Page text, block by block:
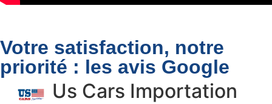
Votre satisfaction, notre
priorité : les avis Google
Us Cars Importation